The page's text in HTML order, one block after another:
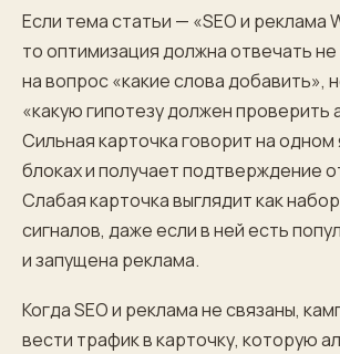
Если тема статьи — «SEO и реклама
то оптимизация должна отвечать не
на вопрос «какие слова добавить»,
«какую гипотезу должен проверить
Сильная карточка говорит на одном
блоках и получает подтверждение
Слабая карточка выглядит как
сигналов, даже если в ней есть
и запущена реклама.
Когда SEO и реклама не связаны,
вести трафик в карточку, которую